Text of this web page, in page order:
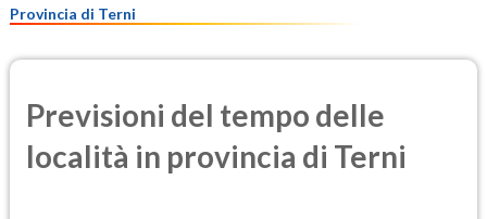
Provincia di Terni
Previsioni del tempo delle
località in provincia di Terni